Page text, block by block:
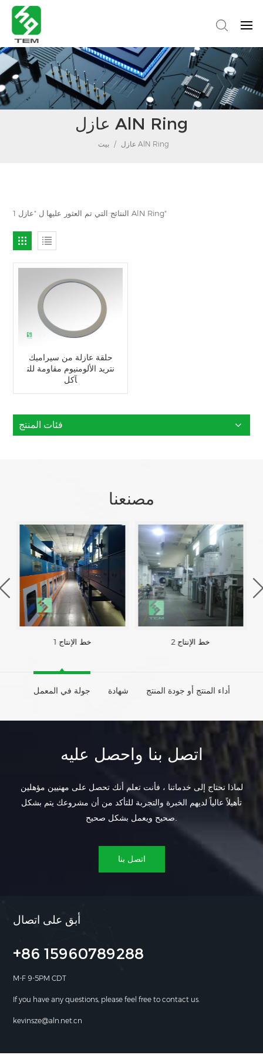
عازل AlN Ring
بيت / عازل AlN Ring
1 النتائج التي تم العثور عليها ل "عازل AlN Ring"
حلقة عازلة من سيراميك
نتريد الألومنيوم مقاومة للت
آكل
فئات المنتج
مصنعنا
خط الإنتاج 1 خط الإنتاج 2
جولة في المعمل شهادة أداء المنتج أو جودة المنتج
اتصل بنا واحصل عليه
لماذا تحتاج إلى خدماتنا ، فأنت تعلم أنك تحصل على مهنيين مؤهلين
تأهيلاً عالياً لديهم الخبرة والتجربة للتأكد من أن مشروعك يتم بشكل
صحيح ويعمل بشكل صحيح.
اتصل بنا
أبق على اتصال
+86 15960789288
M-F 9-5PM CDT
If you have any questions, please feel free to contact us.
kevinsze@aln.net.cn